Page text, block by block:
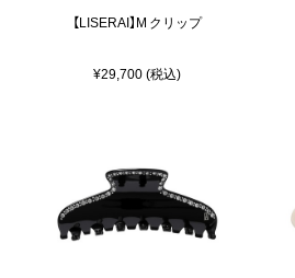
【LISERAI】M クリップ
¥29,700 (税込)